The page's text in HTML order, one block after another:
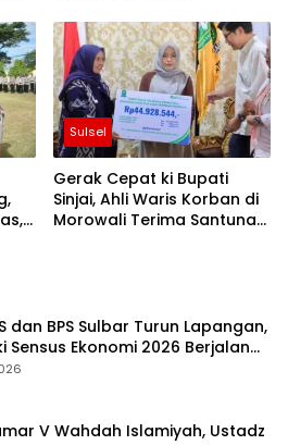
Negeri
Sulsel
Gerak Cepat ki Bupati
Sinjai, Ahli Waris Korban di
Morowali Terima Santunan
dan BPS Sulbar Turun Lapangan,
Sensus Ekonomi 2026 Berjalan
Akurat
V Wahdah Islamiyah, Ustadz